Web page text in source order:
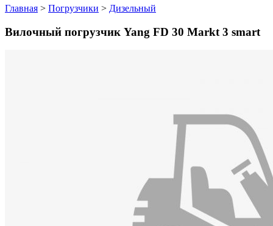
Главная > Погрузчики > Дизельный
Вилочный погрузчик Yang FD 30 Markt 3 smart